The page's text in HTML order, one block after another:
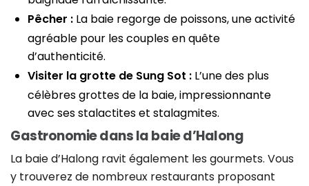
Pêcher : La baie regorge de poissons, une activité
agréable pour les couples en quête
d’authenticité.
Visiter la grotte de Sung Sot : L’une des plus
célèbres grottes de la baie, impressionnante
avec ses stalactites et stalagmites.
Gastronomie dans la baie d’Halong
La baie d’Halong ravit également les gourmets. Vous
y trouverez de nombreux restaurants proposant